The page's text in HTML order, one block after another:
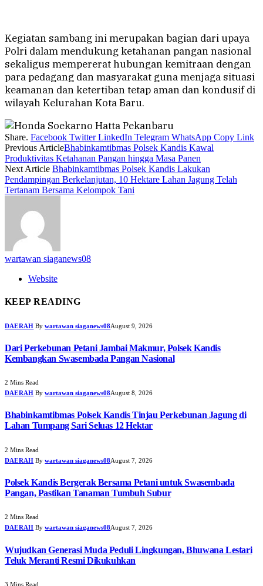
Kegiatan sambang ini merupakan bagian dari upaya
Polri dalam mendukung ketahanan pangan nasional
sekaligus mempererat hubungan kemitraan dengan
para pedagang dan masyarakat guna menjaga situasi
keamanan dan ketertiban tetap aman dan kondusif di
wilayah Kelurahan Kota Baru.
Share. Facebook Twitter LinkedIn Telegram WhatsApp Copy Link
Previous ArticleBhabinkamtibmas Polsek Kandis Kawal
Produktivitas Ketahanan Pangan hingga Masa Panen
Next Article Bhabinkamtibmas Polsek Kandis Lakukan
Pendampingan Berkelanjutan, 10 Hektare Lahan Jagung Telah
Tertanam Bersama Kelompok Tani
wartawan siaganews08
Website
KEEP READING
DAERAH By wartawan siaganews08August 9, 2026
Dari Perkebunan Petani Jambai Makmur, Polsek Kandis
Kembangkan Swasembada Pangan Nasional
2 Mins Read
DAERAH By wartawan siaganews08August 8, 2026
Bhabinkamtibmas Polsek Kandis Tinjau Perkebunan Jagung di
Lahan Tumpang Sari Seluas 12 Hektar
2 Mins Read
DAERAH By wartawan siaganews08August 7, 2026
Polsek Kandis Bergerak Bersama Petani untuk Swasembada
Pangan, Pastikan Tanaman Tumbuh Subur
2 Mins Read
DAERAH By wartawan siaganews08August 7, 2026
Wujudkan Generasi Muda Peduli Lingkungan, Bhuwana Lestari
Teluk Meranti Resmi Dikukuhkan
3 Mins Read